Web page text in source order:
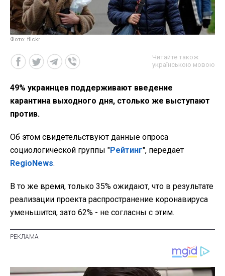
Фото: flickr
Читайте також
українською мовою
49% украинцев поддерживают введение
карантина выходного дня, столько же выступают
против.
Об этом свидетельствуют данные опроса
социологической группы "Рейтинг", передает
RegioNews.
В то же время, только 35% ожидают, что в результате
реализации проекта распространение коронавируса
уменьшится, зато 62% - не согласны с этим.